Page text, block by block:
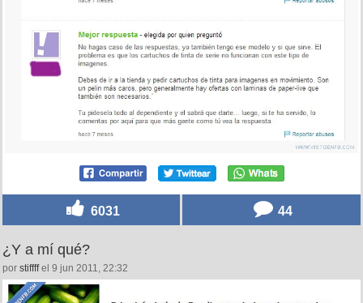
6031 44
¿Y a mí qué?
por stiffffel 9 jun 2011, 22:32